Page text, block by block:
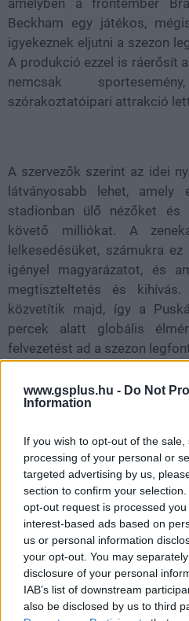
www.gsplus.hu - Do Not
Information
If you wish to opt-out of the
processing of your personal or
targeted advertising by us,
section to confirm your
opt-out request is processed
interest-based ads based on
us or personal information
your opt-out. You may
disclosure of your personal
IAB’s list of downstream
also be disclosed by us to third
Beckham egy játékos,
igyekeznek eljutni a szezon
A produkció ezzel is ráerősít
nemcsak
szórakoztatóipari attrakció
A szervezők szerint az idei
látványosabb lehet, amely
stadionban ülő nézőket és
követő milliókat. A
lelkesedésüket, számukra
igényel magyarázatot, és
megtiszteltetés és
közvetítik majd, így a
percek alatt globális
felvezetést ad a szezon
Nem akarsz lemaradni